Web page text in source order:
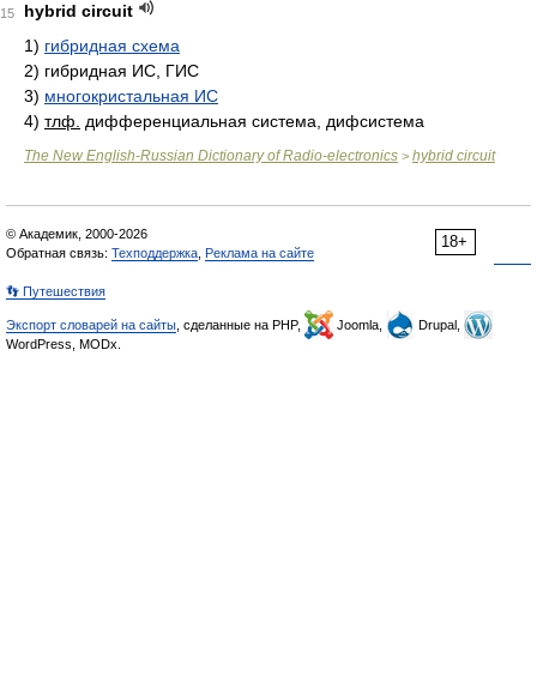
15
hybrid circuit
1) гибридная схема
2) гибридная ИС, ГИС
3) многокристальная ИС
4) тлф. дифференциальная система, дифсистема
The New English-Russian Dictionary of Radio-electronics > hybrid circuit
18+
© Академик, 2000-2026
Обратная связь: Техподдержка Реклама на сайте
👣 Путешествия
Экспорт словарей на сайты , сделанные на PHP, Joomla,
Drupal,
WordPress, MODx.